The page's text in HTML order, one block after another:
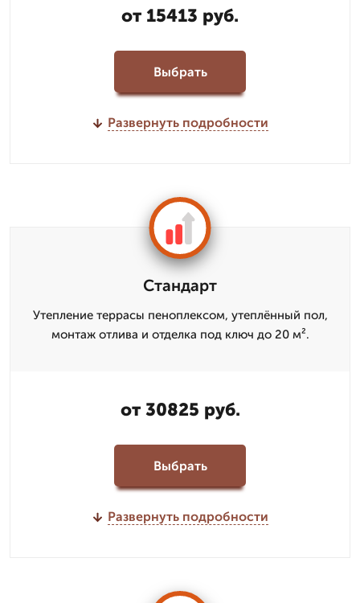
от 15413 руб.
Выбрать
Развернуть подробности
Стандарт
Утепление террасы пеноплексом, утеплённый пол,
монтаж отлива и отделка под ключ до 20 м².
от 30825 руб.
Выбрать
Развернуть подробности